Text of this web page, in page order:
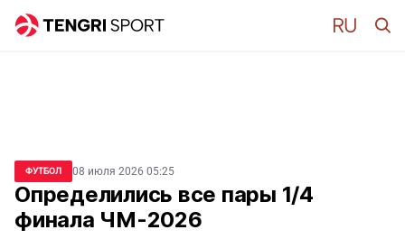
ФУТБОЛ 08 июля 2026 05:25
Определились все пары 1/4
финала ЧМ-2026